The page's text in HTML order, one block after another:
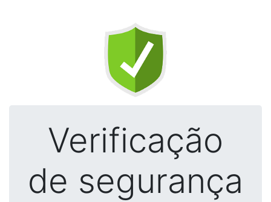
Verificação
de segurança